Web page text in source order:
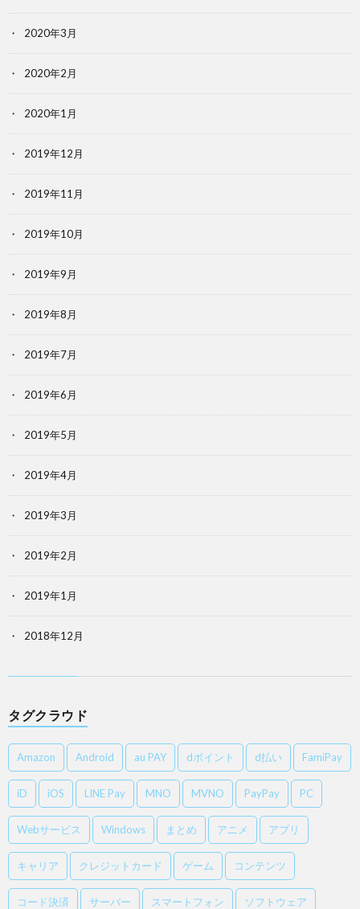
2020年3月
2020年2月
2020年1月
2019年12月
2019年11月
2019年10月
2019年9月
2019年8月
2019年7月
2019年6月
2019年5月
2019年4月
2019年3月
2019年2月
2019年1月
2018年12月
タグクラウド
Amazon Android au PAY dポイント d払い FamiPay
iD iOS LINE Pay MNO MVNO PayPay PC
Webサービス Windows まとめ アニメ アプリ
キャリア クレジットカード ゲーム コンテンツ
コード決済 サーバー スマートフォン ソフトウェア